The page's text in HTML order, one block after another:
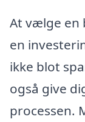
At vælge en
en
ikke blot
også give
processen.